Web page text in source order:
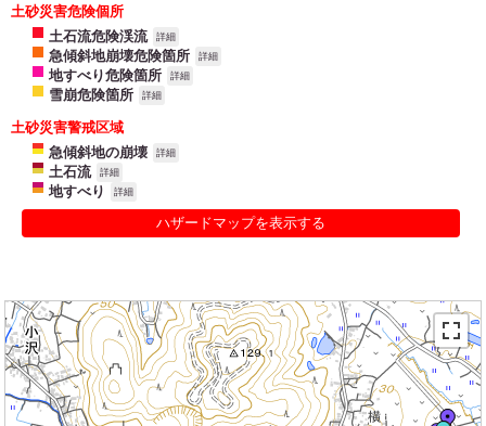
土砂災害危険個所
土石流危険渓流
詳細
急傾斜地崩壊危険箇所 詳細
地すべり危険箇所 詳細
雪崩危険箇所 詳細
土砂災害警戒区域
急傾斜地の崩壊
詳細
土石流 詳細
地すべり 詳細
ハザードマップを表示する